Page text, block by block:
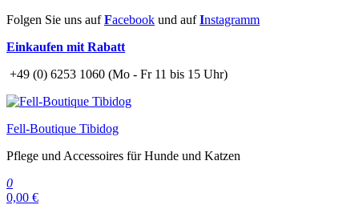
Zum
springen
Folgen Sie uns aufFacebook und aufInstagramm
Einkaufen mit Rabatt
+49 (0) 6253 1060 (Mo - Fr 11 bis 15 Uhr)
Fell-Boutique Tibidog
Pflege und Accessoires für Hunde und Katzen
0
0,00 €